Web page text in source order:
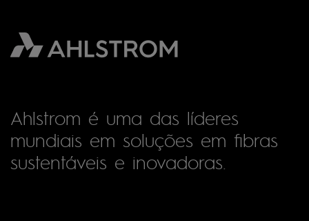
Ahlstrom é uma das líderes
mundiais em soluções em fibras
sustentáveis e inovadoras.